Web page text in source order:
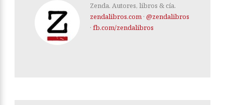
Zenda. Autores, libros & cía.
zendalibros.com · @zendalibros
· fb.com/zendalibros